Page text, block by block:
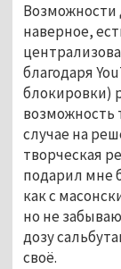
Возможности
наверное,
благодаря
блокировки)
возможность
случае на
творческая
подарил мне
как с
но не
дозу
своё.